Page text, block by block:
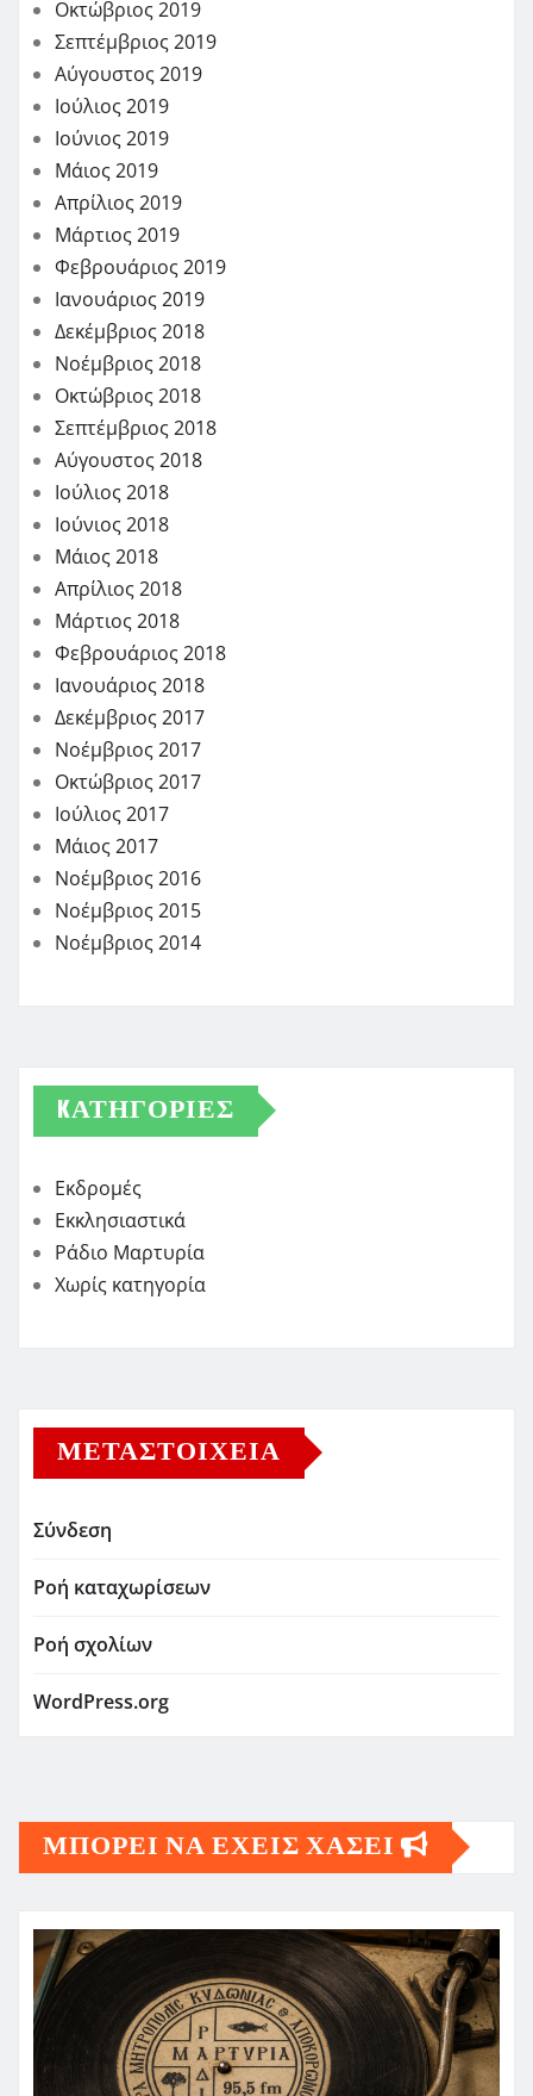
Οκτώβριος 2019
Σεπτέμβριος 2019
Αύγουστος 2019
Ιούλιος 2019
Ιούνιος 2019
Μάιος 2019
Απρίλιος 2019
Μάρτιος 2019
Φεβρουάριος 2019
Ιανουάριος 2019
Δεκέμβριος 2018
Νοέμβριος 2018
Οκτώβριος 2018
Σεπτέμβριος 2018
Αύγουστος 2018
Ιούλιος 2018
Ιούνιος 2018
Μάιος 2018
Απρίλιος 2018
Μάρτιος 2018
Φεβρουάριος 2018
Ιανουάριος 2018
Δεκέμβριος 2017
Νοέμβριος 2017
Οκτώβριος 2017
Ιούλιος 2017
Μάιος 2017
Νοέμβριος 2016
Νοέμβριος 2015
Νοέμβριος 2014
KΑΤΗΓΟΡΊΕΣ
Εκδρομές
Εκκλησιαστικά
Ράδιο Μαρτυρία
Χωρίς κατηγορία
ΜΕΤΑΣΤΟΙΧΕΊΑ
Σύνδεση
Ροή καταχωρίσεων
Ροή σχολίων
WordPress.org
ΜΠΟΡΕΙ ΝΑ ΕΧΕΙΣ ΧΑΣΕΙ